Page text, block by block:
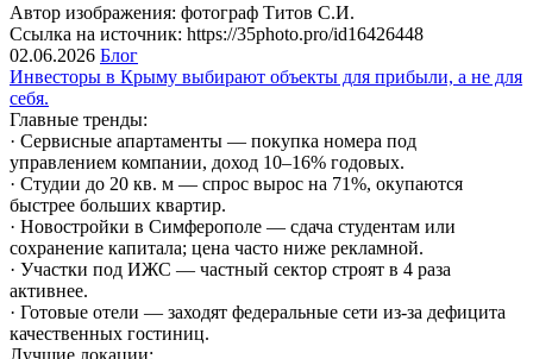
Автор изображения: фотограф Титов С.И.
Ссылка на источник: https://35photo.pro/id16426448
02.06.2026 Блог
Инвесторы в Крыму выбирают объекты для прибыли, а не для
себя.
Главные тренды:
· Сервисные апартаменты — покупка номера под
управлением компании, доход 10–16% годовых.
· Студии до 20 кв. м — спрос вырос на 71%, окупаются
быстрее больших квартир.
· Новостройки в Симферополе — сдача студентам или
сохранение капитала; цена часто ниже рекламной.
· Участки под ИЖС — частный сектор строят в 4 раза
активнее.
· Готовые отели — заходят федеральные сети из-за дефицита
качественных гостиниц.
Лучшие локации: